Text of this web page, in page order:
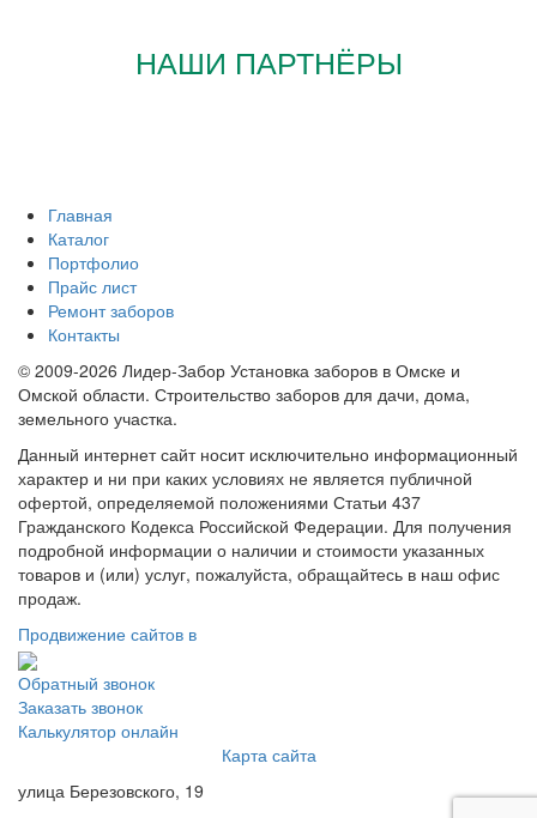
НАШИ ПАРТНЁРЫ
Главная
Каталог
Портфолио
Прайс лист
Ремонт заборов
Контакты
© 2009-2026 Лидер-Забор Установка заборов в Омске и
Омской области. Строительство заборов для дачи, дома,
земельного участка.
Данный интернет сайт носит исключительно информационный
характер и ни при каких условиях не является публичной
офертой, определяемой положениями Статьи 437
Гражданского Кодекса Российской Федерации. Для получения
подробной информации о наличии и стоимости указанных
товаров и (или) услуг, пожалуйста, обращайтесь в наш офис
продаж.
Продвижение сайтов в
Обратный звонок
Заказать звонок
Калькулятор онлайн
Карта сайта
улица Березовского, 19